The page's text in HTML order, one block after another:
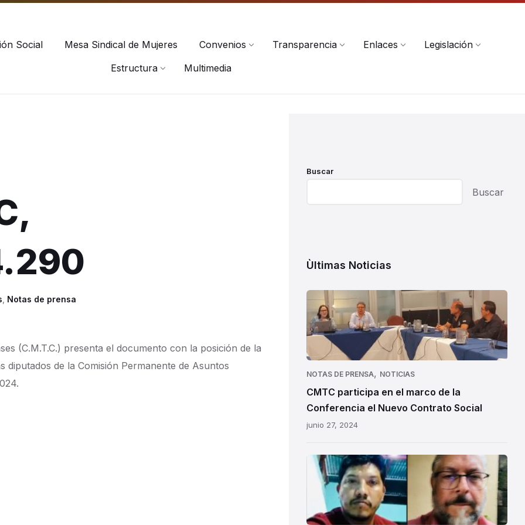
Social Mesa Sindical de Mujeres Convenios Transparencia Enlaces
Legislación
Estructura
Multimedia
Notas de prensa
(C.M.T.C.) presenta el documento con la posición de la
de la Comisión Permanente de Asuntos
Buscar
Buscar
Ùltimas Noticias
NOTAS DE PRENSA, NOTICIAS
CMTC participa en el marco de la
Conferencia el Nuevo Contrato Social
junio 27, 2024